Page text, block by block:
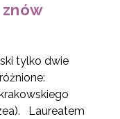
znów
tylko dwie
Laureatem